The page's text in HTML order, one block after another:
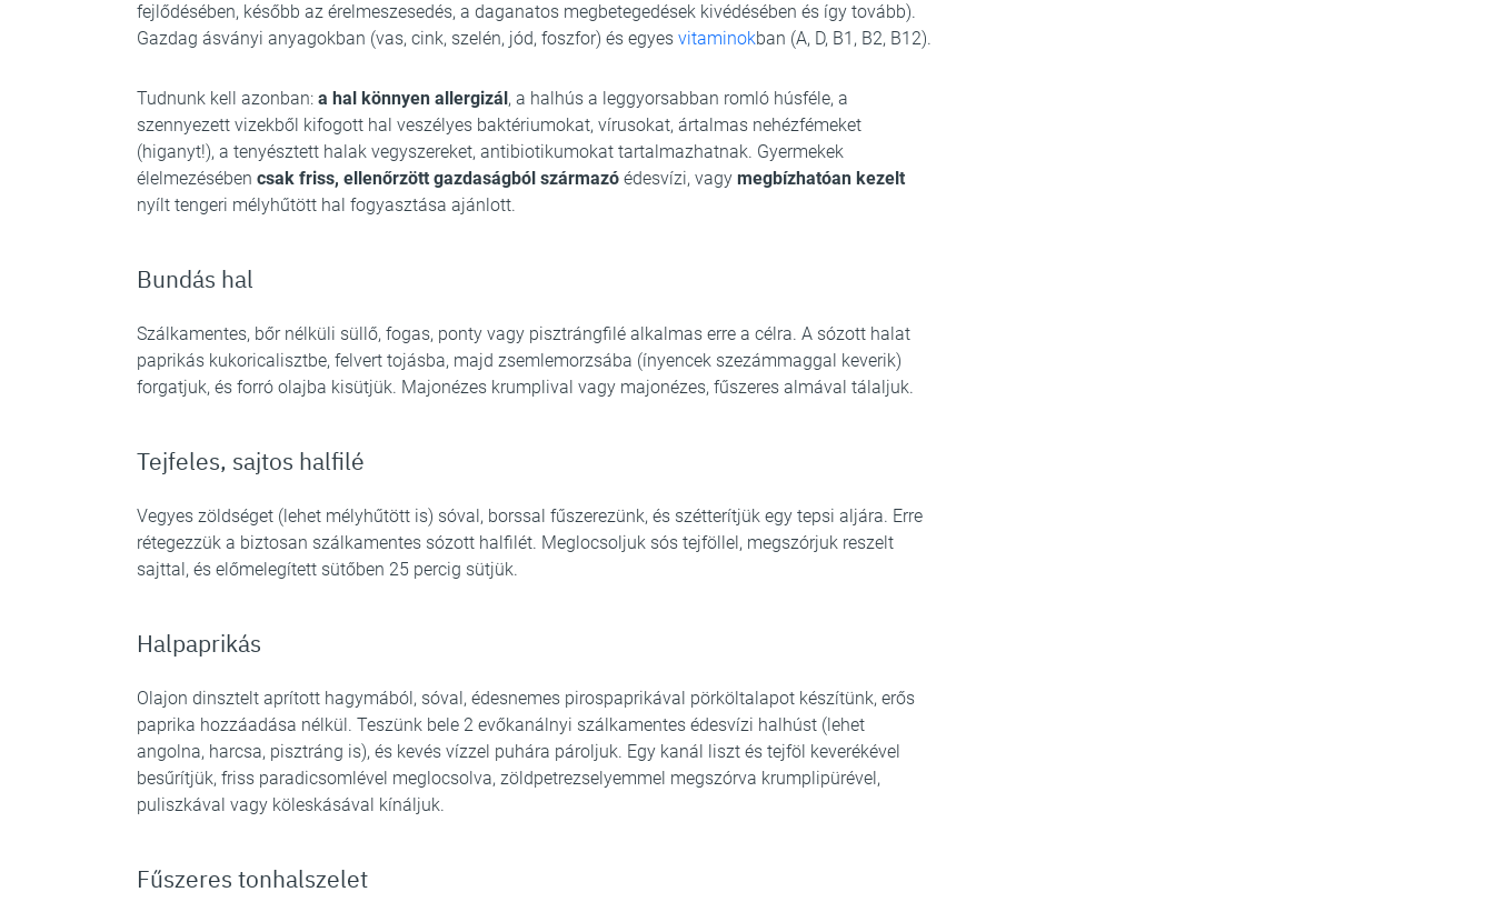
fejlődésében, később az érelmeszesedés, a daganatos megbetegedések kivédésében és így tovább).
Gazdag ásványi anyagokban (vas, cink, szelén, jód, foszfor) és egyes vitaminokban (A, D, B1, B2, B12).
Tudnunk kell azonban: a hal könnyen allergizál, a halhús a leggyorsabban romló húsféle, a
szennyezett vizekből kifogott hal veszélyes baktériumokat, vírusokat, ártalmas nehézfémeket
(higanyt!), a tenyésztett halak vegyszereket, antibiotikumokat tartalmazhatnak. Gyermekek
élelmezésében csak friss, ellenőrzött gazdaságból származó édesvízi, vagy megbízhatóan kezelt
nyílt tengeri mélyhűtött hal fogyasztása ajánlott.
Bundás hal
Szálkamentes, bőr nélküli süllő, fogas, ponty vagy pisztrángfilé alkalmas erre a célra. A sózott halat
paprikás kukoricalisztbe, felvert tojásba, majd zsemlemorzsába (ínyencek szezámmaggal keverik)
forgatjuk, és forró olajba kisütjük. Majonézes krumplival vagy majonézes, fűszeres almával tálaljuk.
Tejfeles, sajtos halfilé
Vegyes zöldséget (lehet mélyhűtött is) sóval, borssal fűszerezünk, és szétterítjük egy tepsi aljára. Erre
rétegezzük a biztosan szálkamentes sózott halfilét. Meglocsoljuk sós tejföllel, megszórjuk reszelt
sajttal, és előmelegített sütőben 25 percig sütjük.
Halpaprikás
Olajon dinsztelt aprított hagymából, sóval, édesnemes pirospaprikával pörköltalapot készítünk, erős
paprika hozzáadása nélkül. Teszünk bele 2 evőkanálnyi szálkamentes édesvízi halhúst (lehet
angolna, harcsa, pisztráng is), és kevés vízzel puhára pároljuk. Egy kanál liszt és tejföl keverékével
besűrítjük, friss paradicsomlével meglocsolva, zöldpetrezselyemmel megszórva krumplipürével,
puliszkával vagy köleskásával kínáljuk.
Fűszeres tonhalszelet